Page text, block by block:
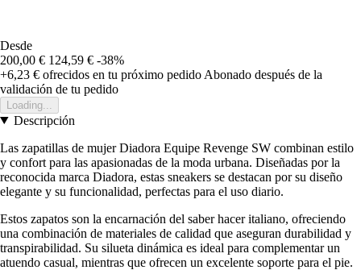
Desde
200,00 € 124,59 € -38%
+6,23 € ofrecidos en tu próximo pedido Abonado después de la
validación de tu pedido
Loading...
Descripción
Las zapatillas de mujer Diadora Equipe Revenge SW combinan estilo
y confort para las apasionadas de la moda urbana. Diseñadas por la
reconocida marca Diadora, estas sneakers se destacan por su diseño
elegante y su funcionalidad, perfectas para el uso diario.
Estos zapatos son la encarnación del saber hacer italiano, ofreciendo
una combinación de materiales de calidad que aseguran durabilidad y
transpirabilidad. Su silueta dinámica es ideal para complementar un
atuendo casual, mientras que ofrecen un excelente soporte para el pie.